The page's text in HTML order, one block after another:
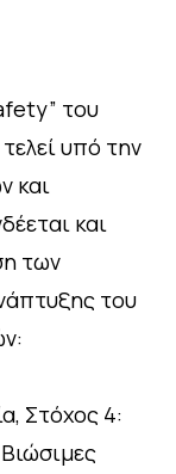
του
υπό την
και
και
των
του
Στόχος 4: